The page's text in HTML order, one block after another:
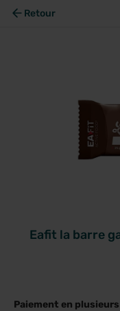
Retour
Eafit la barre
Paiement en